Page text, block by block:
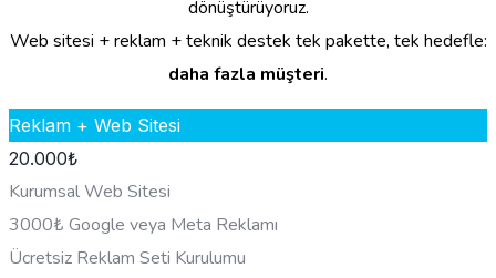
dönüştürüyoruz.
Web sitesi + reklam + teknik destek tek pakette, tek hedefle:
daha fazla müşteri.
Reklam + Web Sitesi
20.000₺
Kurumsal Web Sitesi
3000₺ Google veya Meta Reklamı
Ücretsiz Reklam Seti Kurulumu